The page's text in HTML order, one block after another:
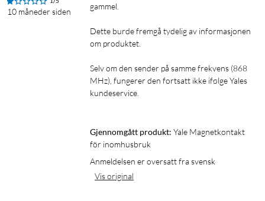
10 måneder siden
gammel.
Dette burde fremgå tydelig av informasjonen
om produktet.
Selv om den sender på samme frekvens (868
MHz), fungerer den fortsatt ikke ifølge Yales
kundeservice.
Gjennomgått produkt: Yale Magnetkontakt
för inomhusbruk
Anmeldelsen er oversatt fra svensk
Vis original